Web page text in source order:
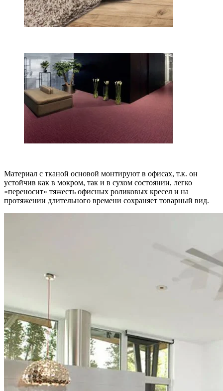
Материал с тканой основой монтируют в офисах, т.к. он
устойчив как в мокром, так и в сухом состоянии, легко
«переносит» тяжесть офисных роликовых кресел и на
протяжении длительного времени сохраняет товарный вид.